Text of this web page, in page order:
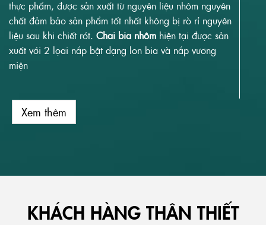
thực phẩm, được sản xuất từ nguyên liệu nhôm nguyên
chất đảm bảo sản phẩm tốt nhất không bị rò rỉ nguyên
liệu sau khi chiết rót. Chai bia nhôm hiện tại được sản
xuất với 2 lọai nắp bật dạng lon bia và nắp vương
miện
Xem thêm
hiện tại được sản xuất với 2 dung tích Ø 65 x 500ml
và Ø 74 x 600ml
KHÁCH HÀNG THÂN THIẾT